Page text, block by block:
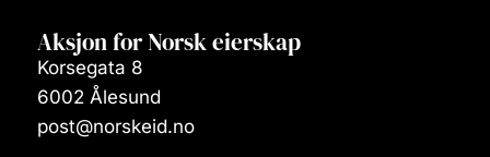
Aksjon for Norsk eierskap
Korsegata 8
6002 Ålesund
post@norskeid.no